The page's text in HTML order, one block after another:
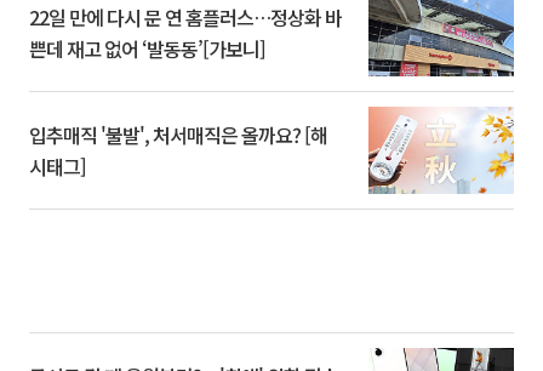
22일 만에 다시 문 연 홈플러스…정상화 바
쁜데 재고 없어 ‘발동동’[가보니]
입추매직 '불발', 처서매직은 올까요? [해
시태그]